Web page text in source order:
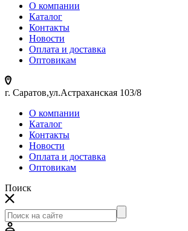
О компании
Каталог
Контакты
Новости
Оплата и доставка
Оптовикам
г. Саратов,ул.Астраханская 103/8
О компании
Каталог
Контакты
Новости
Оплата и доставка
Оптовикам
Поиск